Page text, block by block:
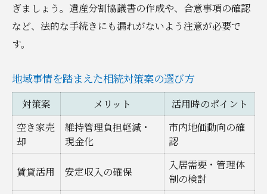
ぎましょう。遺産分割協議書の作成や、合意事項の確認
など、法的な手続きにも漏れがないよう注意が必要で
す。
地域事情を踏まえた相続対策案の選び方
対策案 メリット
活用時のポイント
空き家売
却
維持管理負担軽減・
現金化
市内地価動向の確
認
賃貸活用 安定収入の確保
入居需要・管理体
制の検討